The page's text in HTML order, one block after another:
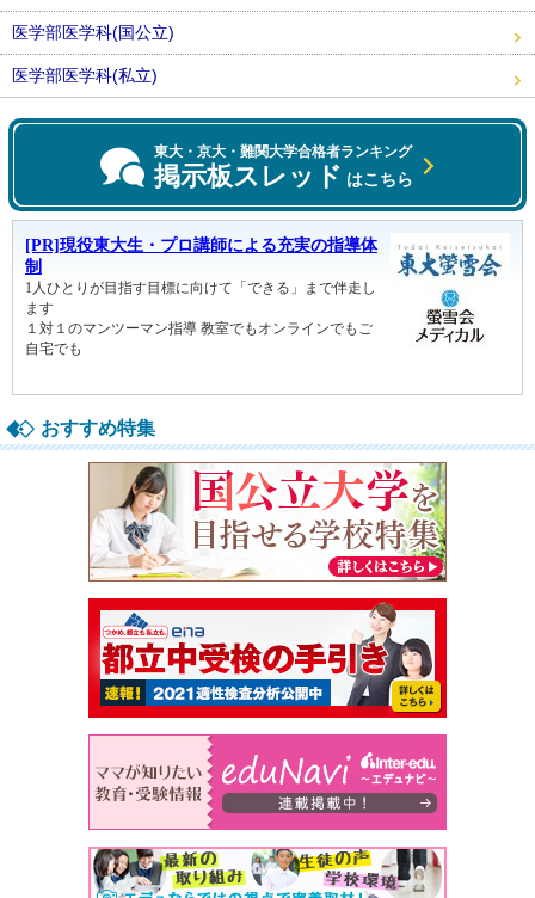
医学部医学科(国公立)
医学部医学科(私立)
東大・京大・難関大学合格者ランキング
掲示板スレッド はこちら
おすすめ特集